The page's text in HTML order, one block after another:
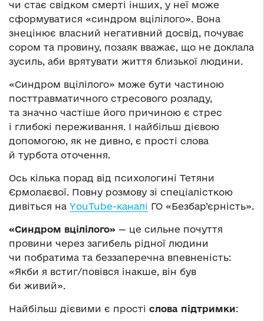
чи стає свідком смерті інших, у неї може
сформуватися «синдром вцілілого». Вона
знецінює власний негативний досвід, почуває
сором та провину, позаяк вважає, що не доклала
зусиль, аби врятувати життя близької людини.
«Синдром вцілілого» може бути частиною
посттравматичного стресового розладу,
та значно частіше його причиною є стрес
і глибокі переживання. І найбільш дієвою
допомогою, як не дивно, є прості слова
й турбота оточення.
Ось кілька порад від психологині Тетяни
Єрмолаєвої. Повну розмову зі спеціалісткою
дивіться на YouTube-каналі ГО «Безбар’єрність».
«Синдром вцілілого» — це сильне почуття
провини через загибель рідної людини
чи побратима та беззаперечна впевненість:
«Якби я встиг/повівся інакше, він був
би живий».
Найбільш дієвими є прості слова підтримки: